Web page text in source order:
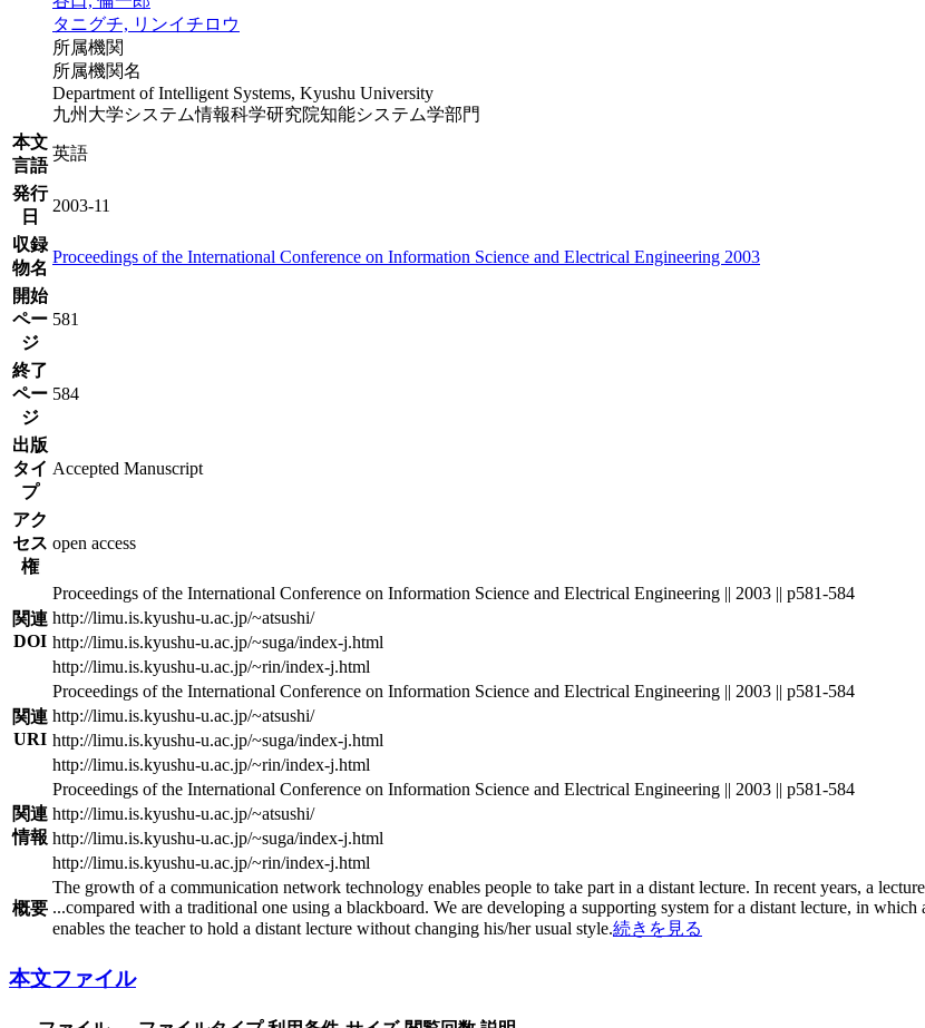
タニグチ, リンイチロウ
所属機関
所属機関名
Department of Intelligent Systems, Kyushu University
九州大学システム情報科学研究院知能システム学部門
本文
言語
英語
発行
日
2003-11
収録
物名
Proceedings of the International Conference on Information Science and Electrical Engineering 2003
開始
ペー
ジ
581
終了
ペー
ジ
584
出版
タイ
プ
Accepted Manuscript
アク
セス
権
open access
関連
DOI
Proceedings of the International Conference on Information Science and Electrical Engineering || 2003 || p581-584
http://limu.is.kyushu-u.ac.jp/~atsushi/
http://limu.is.kyushu-u.ac.jp/~suga/index-j.html
http://limu.is.kyushu-u.ac.jp/~rin/index-j.html
関連
URI
Proceedings of the International Conference on Information Science and Electrical Engineering || 2003 || p581-584
http://limu.is.kyushu-u.ac.jp/~atsushi/
http://limu.is.kyushu-u.ac.jp/~suga/index-j.html
http://limu.is.kyushu-u.ac.jp/~rin/index-j.html
関連
情報
Proceedings of the International Conference on Information Science and Electrical Engineering || 2003 || p581-584
http://limu.is.kyushu-u.ac.jp/~atsushi/
http://limu.is.kyushu-u.ac.jp/~suga/index-j.html
http://limu.is.kyushu-u.ac.jp/~rin/index-j.html
概要
The growth of a communication network technology enables people to take part in a distant lecture. In recent years, a
...compared with a traditional one using a blackboard. We are developing a supporting system for a distant lecture, in
enables the teacher to hold a distant lecture without changing his/her usual style.続きを見る
本文ファイル